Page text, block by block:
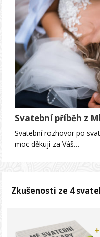
Svatební příběh z
Svatební rozhovor po
moc děkuji za Váš…
Zkušenosti ze 4